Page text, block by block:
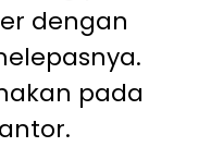
dengan
pada